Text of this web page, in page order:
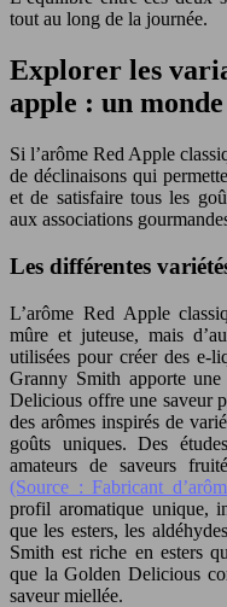
tout au long de la journée.
Explorer les
apple : un
Si l’arôme Red Apple
de déclinaisons qui
et de satisfaire tous les
aux associations
Les différentes
L’arôme Red Apple
mûre et juteuse, mais
utilisées pour créer des e-
Granny Smith apporte
Delicious offre une saveur
des arômes inspirés de
goûts uniques. Des
amateurs de saveurs
(Source : Fabricant
profil aromatique unique,
que les esters, les
Smith est riche en esters
que la Golden Delicious
saveur miellée.